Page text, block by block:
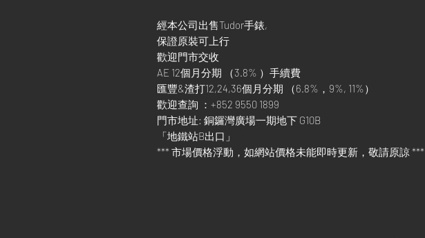
經本公司出售Tudor手錶,
保證原裝可上行
歡迎門市交收
AE 12個月分期 （3.8% ）手續費
匯豐&渣打12,24,36個月分期 （6.8%，9%, 11%）
歡迎查詢 ：+852 9550 1899
門市地址: 銅鑼灣廣場一期地下 G10B
「地鐵站B出口」
*** 市場價格浮動，如網站價格未能即時更新，敬請原諒 ***